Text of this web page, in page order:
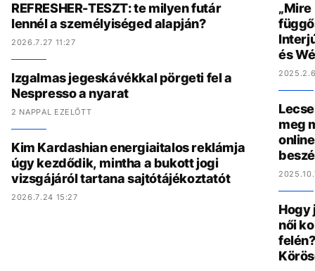
REFRESHER-TESZT: te milyen futár
lennél a személyiséged alapján?
2026.7.27 11:27
Izgalmas jegeskávékkal pörgeti fel a
Nespresso a nyarat
2 NAPPAL EZELŐTT
Kim Kardashian energiaitalos reklámja
úgy kezdődik, mintha a bukott jogi
vizsgájáról tartana sajtótájékoztatót
2026.7.24 15:27
és
meg
Hogy
női